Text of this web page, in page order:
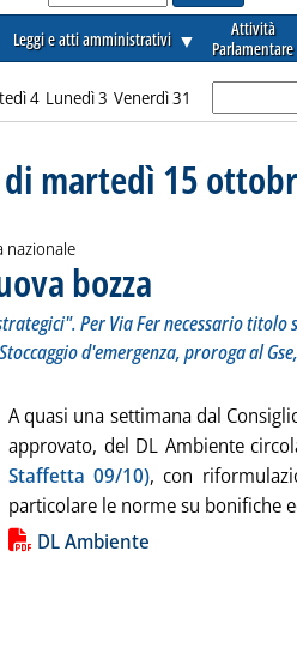
Leggi e atti amministrativi ▼
Attività
Parlamentare
4 Lunedì 3 Venerdì 31
martedì 15
nazionale
bozza
Per Via Fer necessario titolo su
Per Via Fer necessario titolo
d'emergenza, proroga al
A quasi una settimana dal
approvato, del DL Ambiente
Staffetta 09/10), con
particolare le norme su bonifiche
notizia
DL Ambiente